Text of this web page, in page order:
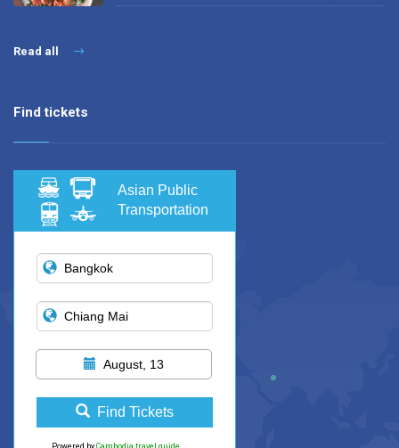
Read all
Find tickets
Asian Public
Transportation
August, 13
Find Tickets
Powered by Cambodia travel guide